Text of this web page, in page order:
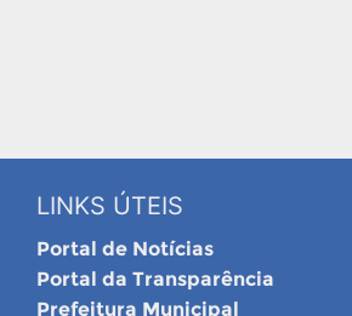
LINKS ÚTEIS
Portal de Notícias
Portal da Transparência
Prefeitura Municipal